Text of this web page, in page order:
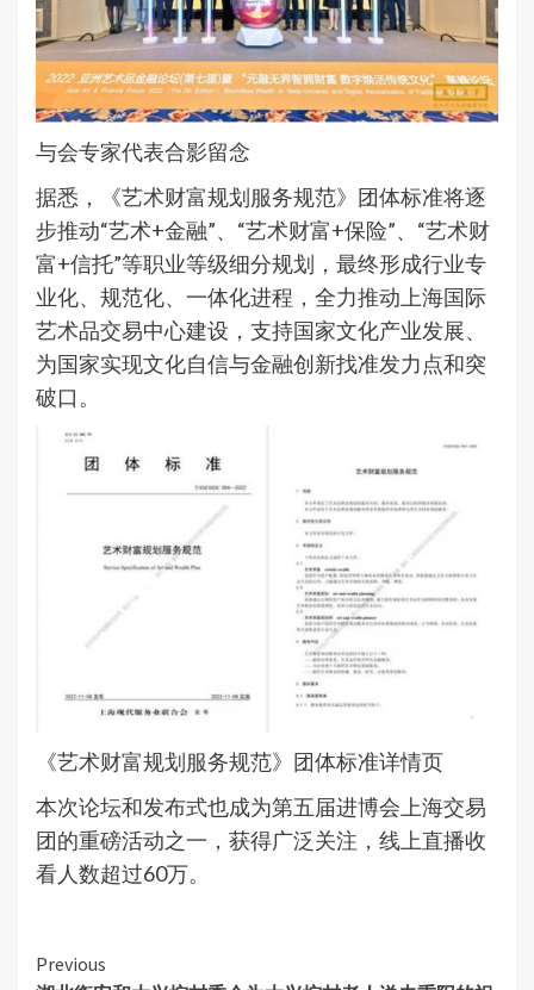
与会专家代表合影留念
据悉，《艺术财富规划服务规范》团体标准将逐
步推动“艺术+金融”、“艺术财富+保险”、“艺术财
富+信托”等职业等级细分规划，最终形成行业专
业化、规范化、一体化进程，全力推动上海国际
艺术品交易中心建设，支持国家文化产业发展、
为国家实现文化自信与金融创新找准发力点和突
破口。
《艺术财富规划服务规范》团体标准详情页
本次论坛和发布式也成为第五届进博会上海交易
团的重磅活动之一，获得广泛关注，线上直播收
看人数超过60万。
Continue
Previous